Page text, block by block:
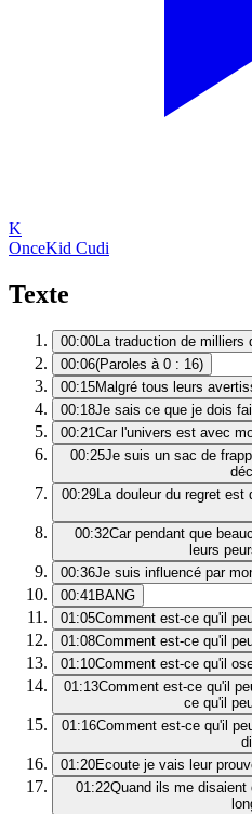
K
OnceKid Cudi
Texte
00:00La traduction de milliers
00:06(Paroles à 0 : 16)
00:15Malgré tous leurs
00:18Je sais ce que je dois
00:21Car l'univers est avec
00:25Je suis un sac de
00:29La douleur du regret est
00:32Car pendant que
leurs
00:36Je suis influencé par
00:41BANG
01:05Comment est-ce qu'il
01:08Comment est-ce qu'il
01:10Comment est-ce qu'il
01:13Comment est-ce qu'il
ce qu'il
01:16Comment est-ce qu'il
01:20Ecoute je vais leur
01:22Quand ils me disaient